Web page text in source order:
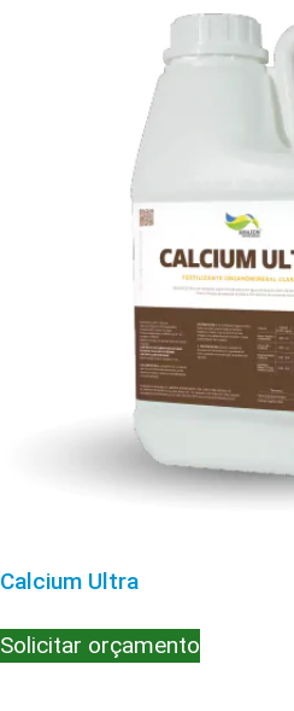
Calcium Ultra
Solicitar orçamento